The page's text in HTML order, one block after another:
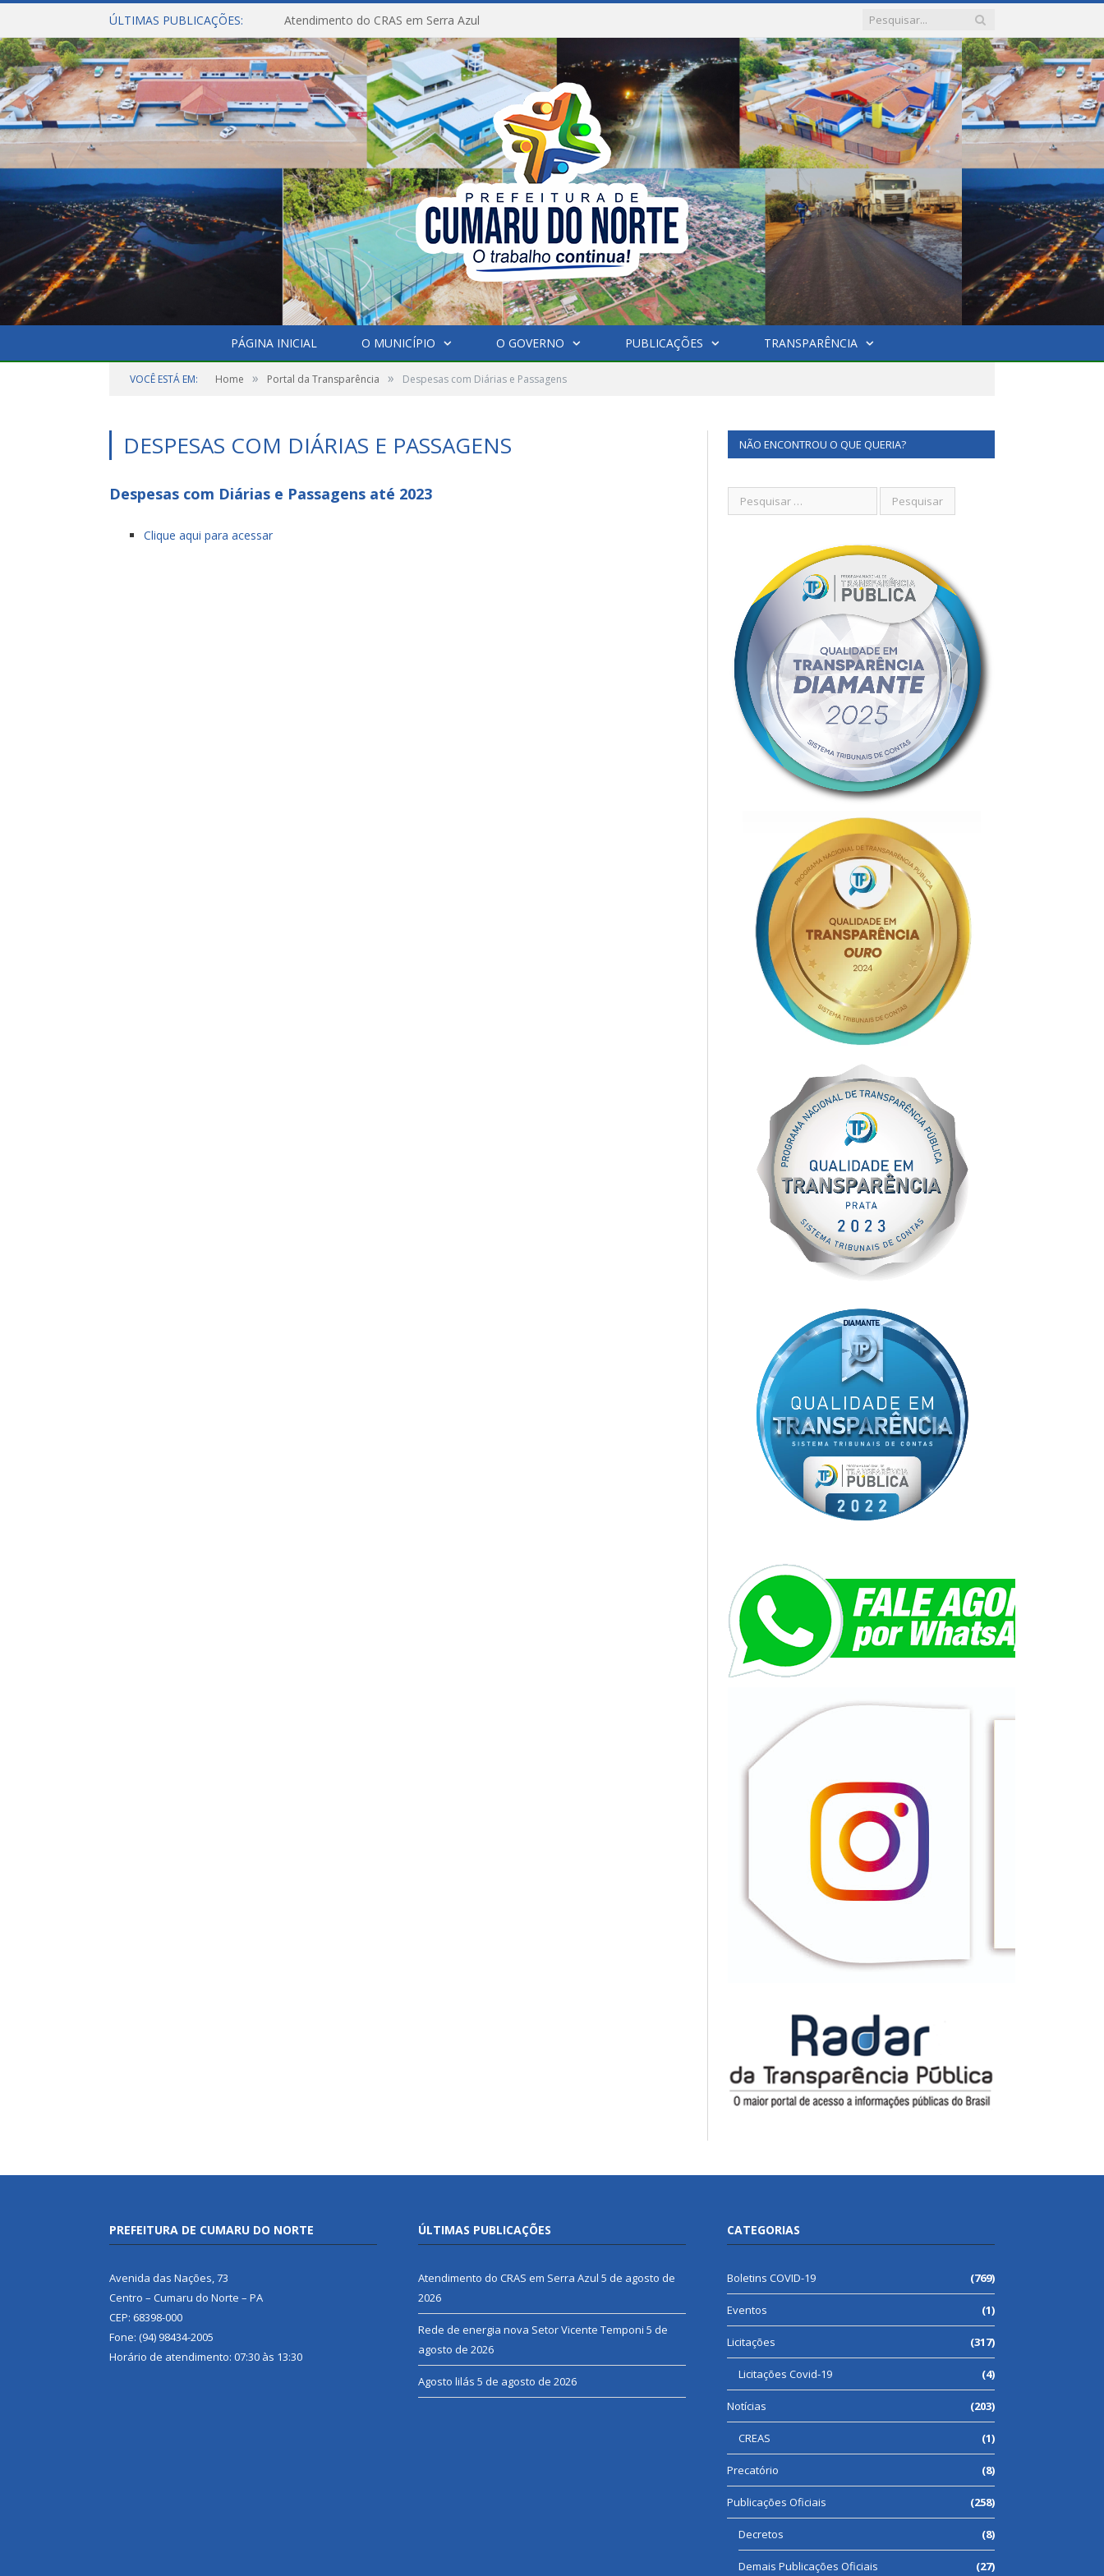
ÚLTIMAS PUBLICAÇÕES: Atendimento do CRAS em Serra Azul
PÁGINA INICIAL O MUNICÍPIO O GOVERNO PUBLICAÇÕES TRANSPARÊNCIA
VOCÊ ESTÁ EM: Home » Portal da Transparência » Despesas com Diárias e Passagens
DESPESAS COM DIÁRIAS E PASSAGENS
Despesas com Diárias e Passagens até 2023
Clique aqui para acessar
NÃO ENCONTROU O QUE QUERIA?
PREFEITURA DE CUMARU DO NORTE
Avenida das Nações, 73
Centro – Cumaru do Norte – PA
CEP: 68398-000
Fone: (94) 98434-2005
Horário de atendimento: 07:30 às 13:30
ÚLTIMAS PUBLICAÇÕES
Atendimento do CRAS em Serra Azul 5 de agosto de
2026
Rede de energia nova Setor Vicente Temponi 5 de
agosto de 2026
Agosto lilás 5 de agosto de 2026
CATEGORIAS
Boletins COVID-19 (769)
Eventos (1)
Licitações (317)
Licitações Covid-19 (4)
Notícias (203)
CREAS (1)
Precatório (8)
Publicações Oficiais (258)
Decretos (8)
Demais Publicações Oficiais (27)